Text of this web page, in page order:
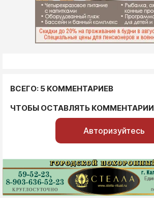
ВСЕГО: 5 КОММЕНТАРИЕВ
ЧТОБЫ ОСТАВЛЯТЬ КОММЕНТАРИИ
Авторизуйтесь